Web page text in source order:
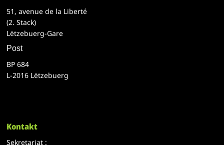
51, avenue de la Liberté
(2. Stack)
Lëtzebuerg-Gare
Post
BP 684
L-2016 Lëtzebuerg
Kontakt
Sekretariat :